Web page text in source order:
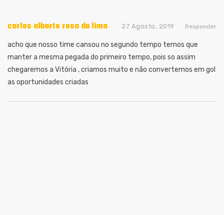
carlos alberto rosa de lima 27 Agosto, 2019
acho que nosso time cansou no segundo tempo temos que
manter a mesma pegada do primeiro tempo, pois so assim
chegaremos a Vitória , criamos muito e não convertemos em gol
as oportunidades criadas
Responder